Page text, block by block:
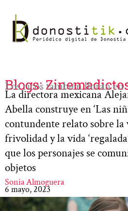
contenido
Blogs:
Los ricos también lloran en
La directora mexicana
Abella construye en ‘Las
contundente relato sobre la
frivolidad y la vida
que los personajes se
objetos
Sonia Almoguera
6 mayo, 2023